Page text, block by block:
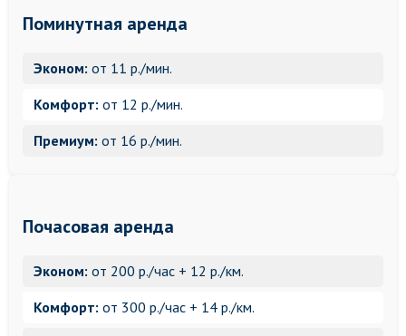
Поминутная аренда
Эконом: от 11 р./мин.
Комфорт: от 12 р./мин.
Премиум: от 16 р./мин.
Почасовая аренда
Эконом: от 200 р./час + 12 р./км.
Комфорт: от 300 р./час + 14 р./км.